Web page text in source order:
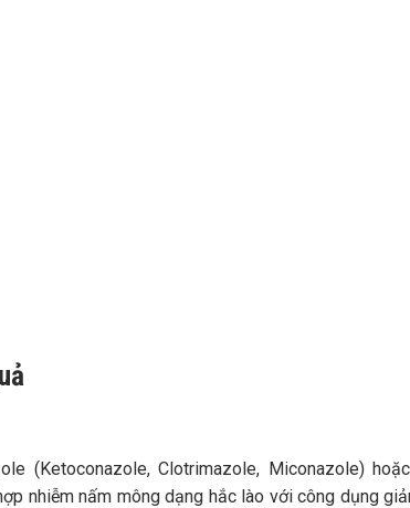
(Ketoconazole, Clotrimazole, Miconazole)
nhiễm nấm mông dạng hắc lào với công dụng